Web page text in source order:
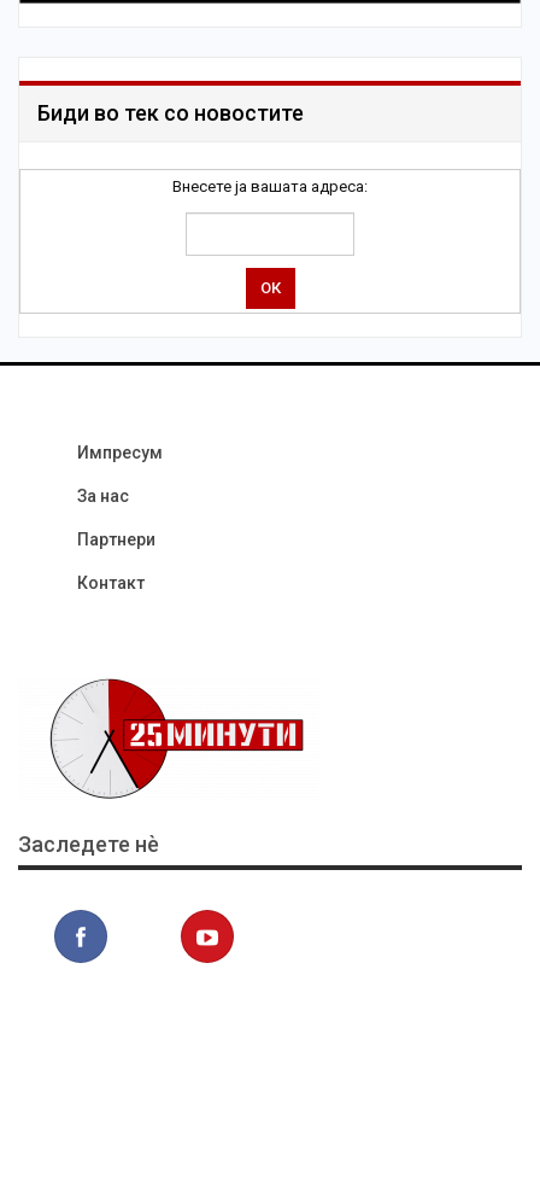
Биди во тек со новостите
Внесете ја вашата адреса:
Импресум
За нас
Партнери
Контакт
Заследете нѐ